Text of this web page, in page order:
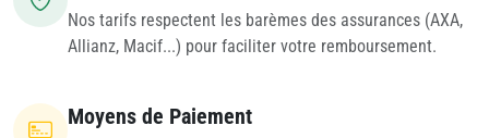
Nos tarifs respectent les barèmes des assurances (AXA,
Allianz, Macif...) pour faciliter votre remboursement.
Moyens de Paiement